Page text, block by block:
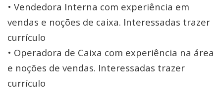
• Vendedora Interna com experiência em
vendas e noções de caixa. Interessadas trazer
currículo
• Operadora de Caixa com experiência na área
e noções de vendas. Interessadas trazer
currículo